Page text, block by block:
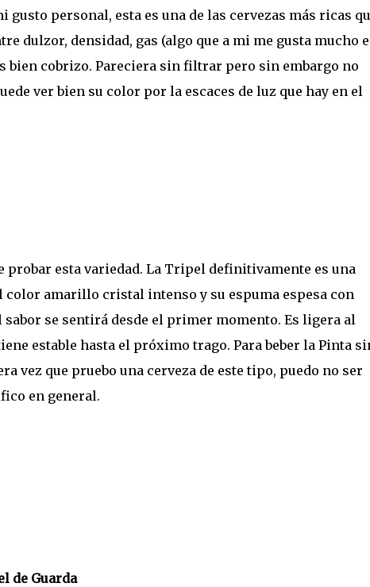
personal, esta es una de las cervezas más ricas
dulzor, densidad, gas (algo que a mi me gusta mucho
bien cobrizo. Pareciera sin filtrar pero sin embargo no
ver bien su color por la escaces de luz que hay en el
probar esta variedad. La Tripel definitivamente es una
color amarillo cristal intenso y su espuma espesa con
sabor se sentirá desde el primer momento. Es ligera al
estable hasta el próximo trago. Para beber la Pinta
vez que pruebo una cerveza de este tipo, puedo no ser
en general.
de Guarda